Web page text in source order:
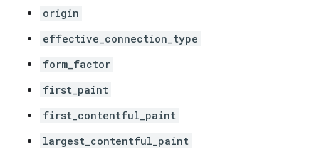
origin
effective_connection_type
form_factor
first_paint
first_contentful_paint
largest_contentful_paint